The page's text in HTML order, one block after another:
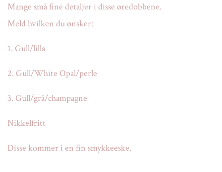
Mange små fine detaljer i disse øredobbene.
Meld hvilken du ønsker:
1. Gull/lilla
2. Gull/White Opal/perle
3. Gull/grå/champagne
Nikkelfritt
Disse kommer i en fin smykkeeske.